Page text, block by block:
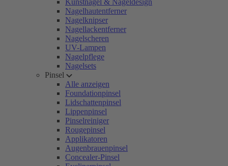
Kunstnägel & Nageldesign
Nagelhautentferner
Nagelknipser
Nagellackentferner
Nagelscheren
UV-Lampen
Nagelpflege
Nagelsets
Pinsel
Alle anzeigen
Foundationpinsel
Lidschattenpinsel
Lippenpinsel
Pinselreiniger
Rougepinsel
Applikatoren
Augenbrauenpinsel
Concealer-Pinsel